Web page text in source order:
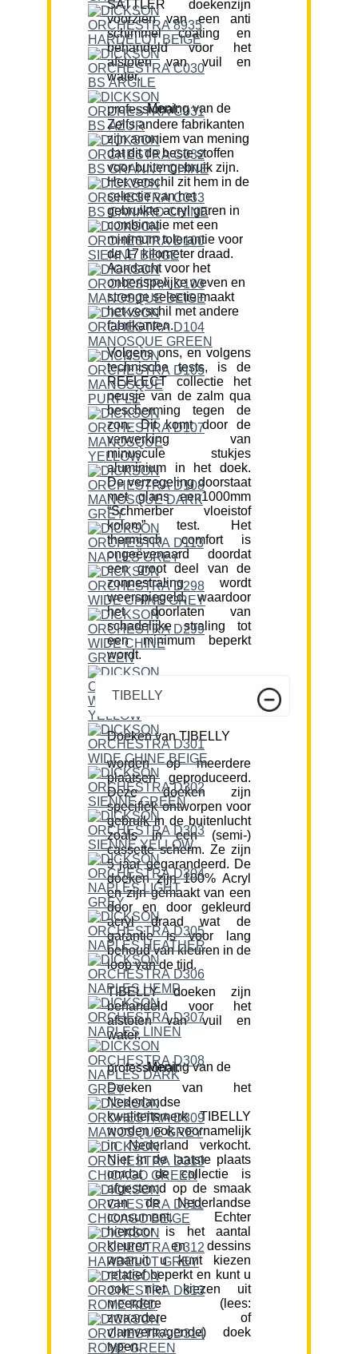
SATTLER doekenzijn
voorzien van een anti
schimmel coating en
behandeld voor het
afstoten van vuil en
water.
Mening van de professional:
Zelfs andere fabrikanten
zijn anoniem van mening
dat dit de beste stoffen
voor buitengebruik zijn.
Het verschil zit hem in de
selectie van het
gebruikte acryl garen in
combinatie met een
minimum tolerantie voor
de 17 kilometer draad.
Aandacht voor het
onberispelijke weven en
strenge selectie maakt
het verschil met andere
fabrikanten.
Volgens ons, en volgens
technische tests, is de
REFLECT collectie het
neusje van de zalm qua
bescherming tegen de
zon. Dit komt door de
verwerking van
minuscule stukjes
aluminium in het doek.
De verzegeling doorstaat
met glans een1000mm
“Schmerber vloeistof
kolom” test. Het
thermisch comfort is
ongeëvenaard doordat
een groot deel van de
zonnestraling wordt
weerspiegeld, waardoor
het doorlaten van
schadelijke straling tot
een minimum beperkt
wordt.
TIBELLY
Doeken van TIBELLY
worden op meerdere
plaatsen geproduceerd.
Deze doeken zijn
specifiek ontworpen voor
gebruik in de buitenlucht
zoals in een (semi-)
cassette scherm. Ze zijn
5 jaar gegarandeerd. De
doeken zijn 100% Acryl
en zijn gemaakt van een
door en door gekleurd
acryl draad wat de
garantie is voor lang
behoud van kleuren in de
loop van de tijd.
TIBELLY doeken zijn
behandeld voor het
afstoten van vuil en
water.
Mening van de professional:
Doeken van het
Nederlandse
kwaliteitsmerk TIBELLY
worden ook voornamelijk
in Nederland verkocht.
Niet in de laatste plaats
omdat de collectie is
afgestemd op de smaak
van de Nederlandse
consument. Echter
hierdoor is het aantal
kleuren en dessins
waaruit u kunt kiezen
relatief beperkt en kunt u
ook niet kiezen uit
meerdere (lees:
zwaardere of
vlamvertragende) doek
typen.